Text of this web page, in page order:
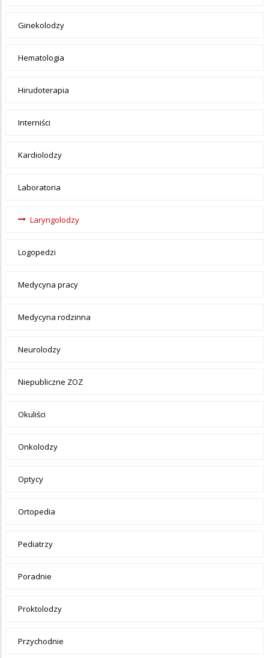
Ginekolodzy
Hematologia
Hirudoterapia
Interniści
Kardiolodzy
Laboratoria
Laryngolodzy
Logopedzi
Medycyna pracy
Medycyna rodzinna
Neurolodzy
Niepubliczne ZOZ
Okuliści
Onkolodzy
Optycy
Ortopedia
Pediatrzy
Poradnie
Proktolodzy
Przychodnie